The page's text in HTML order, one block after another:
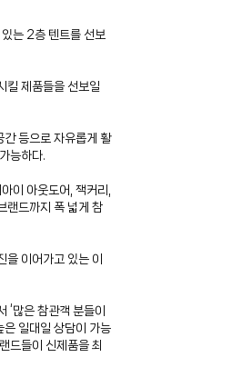
는 2층 텐트를 선보
킬 제품들을 선보일
간 등으로 자유롭게 활
능하다.
이 아웃도어, 잭커리,
랜드까지 폭 넓게 참
이어가고 있는 이
‘많은 참관객 분들이
은 일대일 상담이 가능
드들이 신제품을 최